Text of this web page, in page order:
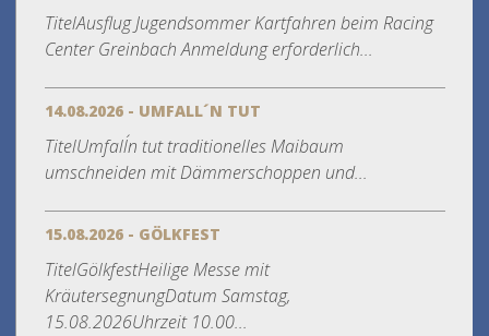
TitelAusflug Jugendsommer Kartfahren beim Racing
Center Greinbach Anmeldung erforderlich...
14.08.2026 - UMFALL´N TUT
TitelUmfall´n tut traditionelles Maibaum
umschneiden mit Dämmerschoppen und...
15.08.2026 - GÖLKFEST
TitelGölkfestHeilige Messe mit
KräutersegnungDatum Samstag,
15.08.2026Uhrzeit 10.00...